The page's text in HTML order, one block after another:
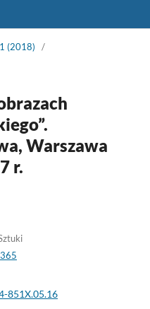
(2018)
/
Warszawa
r.
851X.05.16